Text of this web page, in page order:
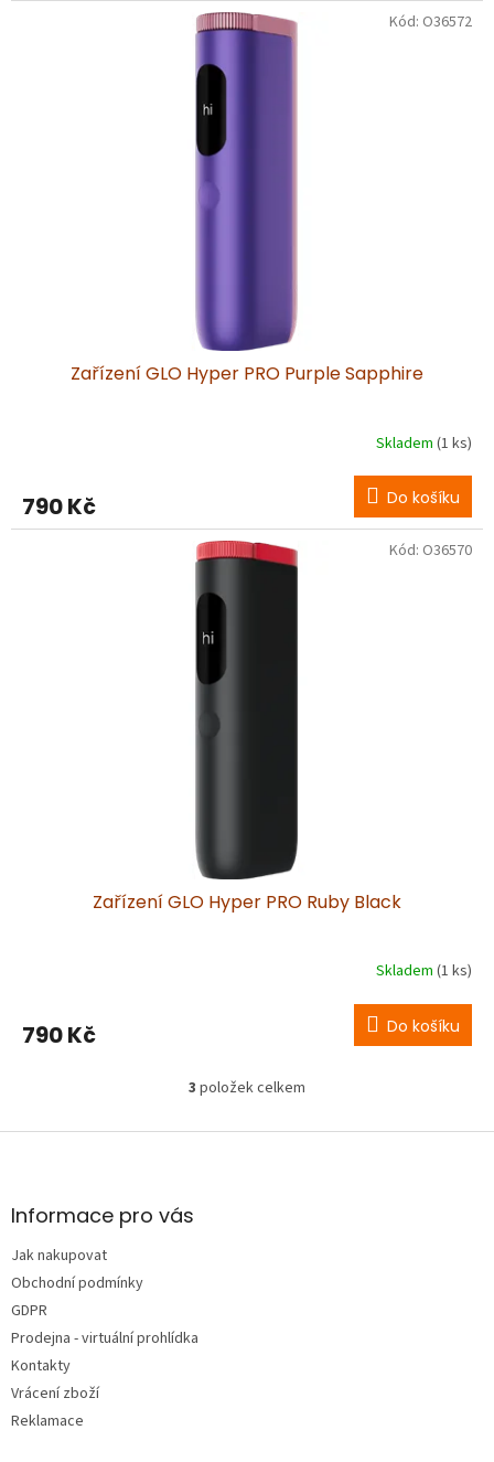
Zařízení GLO Hyper PRO Purple Sapphire
Skladem (1 ks)
790 Kč Do košíku
Kód: O36572
Zařízení GLO Hyper PRO Ruby Black
Skladem (1 ks)
790 Kč Do košíku
Kód: O36570
O
l
3 položek celkem
Z
aInformace pro vás
Jak nakupovat
Obchodní podmínky
GDPR
Prodejna - virtuální prohlídka
Kontakty
Vrácení zboží
Reklamace